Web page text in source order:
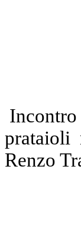
prataioli
Renzo